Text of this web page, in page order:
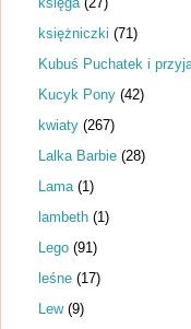
księżniczki (71)
Kubuś Puchatek i
Kucyk Pony (42)
kwiaty (267)
Lalka Barbie (28)
Lama (1)
lambeth (1)
Lego (91)
leśne (17)
Lew (9)